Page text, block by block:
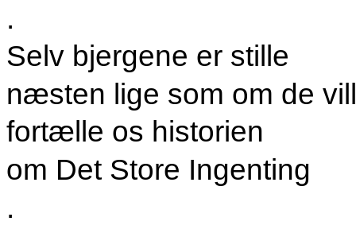
.
Selv bjergene er stille
næsten lige som om de
fortælle os historien
om Det Store Ingenting
.